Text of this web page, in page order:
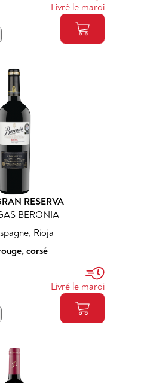
Livré le mardi
RESERVA
BERONIA
, Rioja
corsé
Livré le mardi